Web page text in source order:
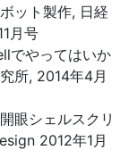
ット製作, 日経
月号
でやってはいか
所, 2014年4月
眼シェルスクリ
2012年1月